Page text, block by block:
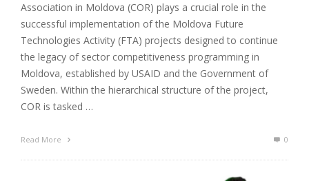
Association in Moldova (COR) plays a crucial role in the
successful implementation of the Moldova Future
Technologies Activity (FTA) projects designed to continue
the legacy of sector competitiveness programming in
Moldova, established by USAID and the Government of
Sweden. Within the hierarchical structure of the project,
COR is tasked …
Read More 0